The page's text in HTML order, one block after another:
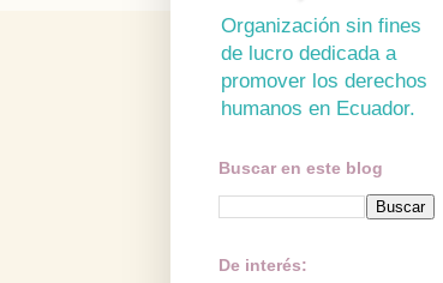
Organización sin fines
de lucro dedicada a
promover los derechos
humanos en Ecuador.
Buscar en este blog
De interés: